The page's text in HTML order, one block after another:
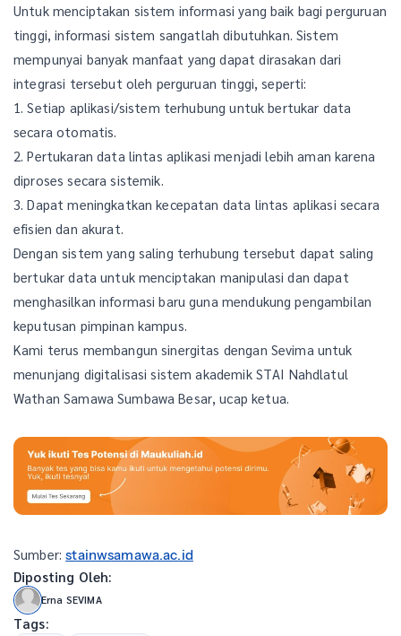
Untuk menciptakan sistem informasi yang baik bagi perguruan
tinggi, informasi sistem sangatlah dibutuhkan. Sistem
mempunyai banyak manfaat yang dapat dirasakan dari
integrasi tersebut oleh perguruan tinggi, seperti:
1. Setiap aplikasi/sistem terhubung untuk bertukar data
secara otomatis.
2. Pertukaran data lintas aplikasi menjadi lebih aman karena
diproses secara sistemik.
3. Dapat meningkatkan kecepatan data lintas aplikasi secara
efisien dan akurat.
Dengan sistem yang saling terhubung tersebut dapat saling
bertukar data untuk menciptakan manipulasi dan dapat
menghasilkan informasi baru guna mendukung pengambilan
keputusan pimpinan kampus.
Kami terus membangun sinergitas dengan Sevima untuk
menunjang digitalisasi sistem akademik STAI Nahdlatul
Wathan Samawa Sumbawa Besar, ucap ketua.
Sumber:stainwsamawa.ac.id
Diposting Oleh:
Erna SEVIMA
Tags: